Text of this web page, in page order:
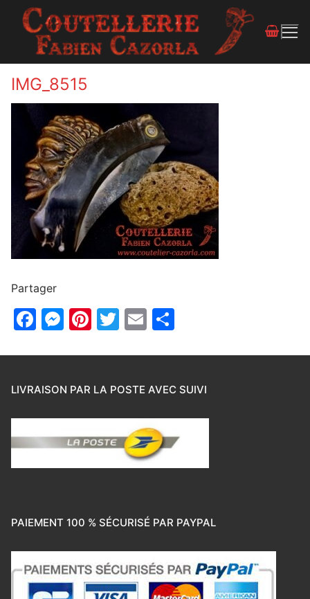
IMG_8515
Partager
Facebook
Messenger
Pinterest
Twitter
Email
LIVRAISON PAR LA POSTE AVEC SUIVI
PAIEMENT 100 % SÉCURISÉ PAR PAYPAL